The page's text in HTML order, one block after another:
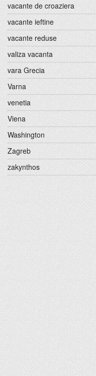
vacante de croaziera
vacante ieftine
vacante reduse
valiza vacanta
vara Grecia
Varna
venetia
Viena
Washington
Zagreb
zakynthos